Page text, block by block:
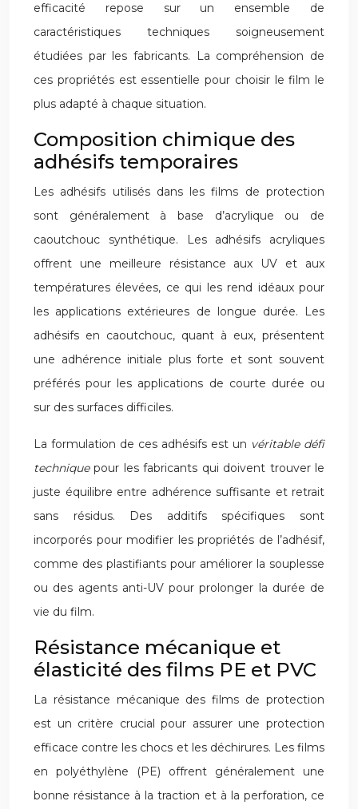
efficacité repose sur un ensemble de
caractéristiques techniques soigneusement
étudiées par les fabricants. La compréhension de
ces propriétés est essentielle pour choisir le film le
plus adapté à chaque situation.
Composition chimique des
adhésifs temporaires
Les adhésifs utilisés dans les films de protection
sont généralement à base d’acrylique ou de
caoutchouc synthétique. Les adhésifs acryliques
offrent une meilleure résistance aux UV et aux
températures élevées, ce qui les rend idéaux pour
les applications extérieures de longue durée. Les
adhésifs en caoutchouc, quant à eux, présentent
une adhérence initiale plus forte et sont souvent
préférés pour les applications de courte durée ou
sur des surfaces difficiles.
La formulation de ces adhésifs est un véritable défi
techniquepour les fabricants qui doivent trouver le
juste équilibre entre adhérence suffisante et retrait
sans résidus. Des additifs spécifiques sont
incorporés pour modifier les propriétés de l’adhésif,
comme des plastifiants pour améliorer la souplesse
ou des agents anti-UV pour prolonger la durée de
vie du film.
Résistance mécanique et
élasticité des films PE et PVC
La résistance mécanique des films de protection
est un critère crucial pour assurer une protection
efficace contre les chocs et les déchirures. Les films
en polyéthylène (PE) offrent généralement une
bonne résistance à la traction et à la perforation, ce